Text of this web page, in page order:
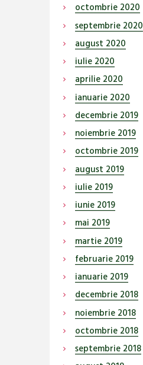
octombrie 2020
septembrie 2020
august 2020
iulie 2020
aprilie 2020
ianuarie 2020
decembrie 2019
noiembrie 2019
octombrie 2019
august 2019
iulie 2019
iunie 2019
mai 2019
martie 2019
februarie 2019
ianuarie 2019
decembrie 2018
noiembrie 2018
octombrie 2018
septembrie 2018